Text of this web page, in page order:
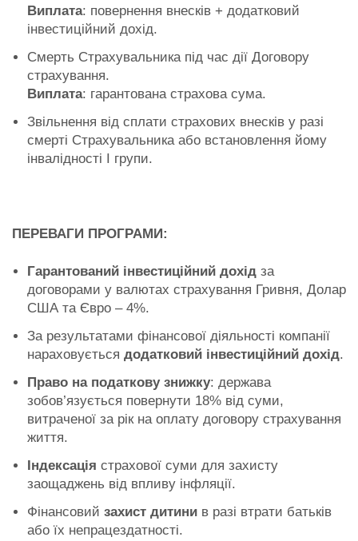
Виплата: повернення внесків + додатковий
інвестиційний дохід.
Смерть Страхувальника під час дії Договору
страхування.
Виплата: гарантована страхова сума.
Звільнення від сплати страхових внесків у разі
смерті Страхувальника або встановлення йому
інвалідності I групи.
ПЕРЕВАГИ ПРОГРАМИ:
Гарантований інвестиційний дохід за
договорами у валютах страхування Гривня, Долар
США та Євро – 4%.
За результатами фінансової діяльності компанії
нараховується додатковий інвестиційний дохід.
Право на податкову знижку: держава
зобов’язується повернути 18% від суми,
витраченої за рік на оплату договору страхування
життя.
Індексація страхової суми для захисту
заощаджень від впливу інфляції.
Фінансовий захист дитини в разі втрати батьків
або їх непрацездатності.